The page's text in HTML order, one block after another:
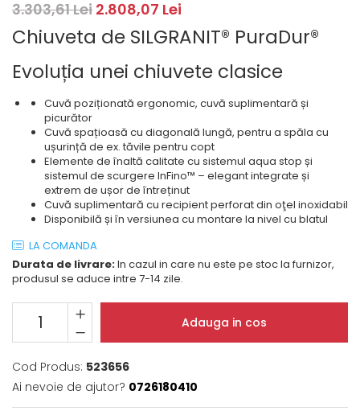
minibaruri incorporabile
Cuptoare cu microunde
Cu montare pe perete
Hote cu montare in blat
Hote cu montare pe colt
Hote rustice
Hote tip insula
Incorporate
Integrate in tavan
Masini de spalat vase
Complet incorporabile
Partial incorporabile
Domino( seturi modulare)
Electrice
incarcare superioara
Masini de spalat rufe cu uscator
(adancime 40-47 cm)
Uscatoare de rufe
Vitrine frigorifice si minibaruri
Pachete chiuvete si baterii
3.303,61 Lei 2.808,07 Lei
Chiuveta de SILGRANIT® PuraDur®
Evoluția unei chiuvete clasice
Cuvă poziționată ergonomic, cuvă suplimentară și
picurător
Cuvă spațioasă cu diagonală lungă, pentru a spăla cu
ușurință de ex. tăvile pentru copt
Elemente de înaltă calitate cu sistemul aqua stop și
sistemul de scurgere InFino™ – elegant integrate și
extrem de ușor de întreținut
Cuvă suplimentară cu recipient perforat din oţel inoxidabil
Disponibilă și în versiunea cu montare la nivel cu blatul
LA COMANDA
Durata de livrare:In cazul in care nu este pe stoc la furnizor,
produsul se aduce intre 7-14 zile.
Adauga in cos
Cod Produs: 523656
Ai nevoie de ajutor? 0726180410